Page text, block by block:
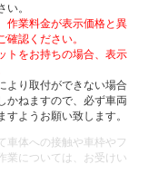
。
作業料金が表示価格と異
認ください。
トをお持ちの場合、表示
より取付ができない場合
かねますので、必ず車両
ようお願い致します。
車体への接触や車枠やフ
業については、お受けい